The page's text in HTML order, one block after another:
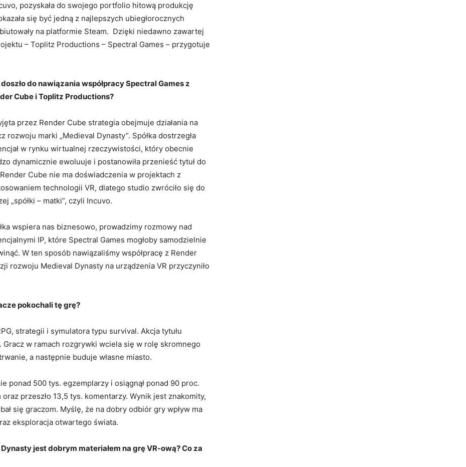
pozyskała do swojego portfolio hitową produkcję
się być jedną z najlepszych ubiegłorocznych
na platformie Steam. Dzięki niedawno zawartej
– Toplitz Productions – Spectral Games – przygotuje
do nawiązania współpracy Spectral Games z
Cube i Toplitz Productions?
przez Render Cube strategia obejmuje działania na
rozwoju marki „Medieval Dynasty”. Spółka dostrzegła
w rynku wirtualnej rzeczywistości, który obecnie
dynamicznie ewoluuje i postanowiła przenieść tytuł do
Cube nie ma doświadczenia w projektach z
technologii VR, dlatego studio zwróciło się do
„spółki – matki”, czyli Incuvo.
wspiera nas biznesowo, prowadzimy rozmowy nad
IP, które Spectral Games mogłoby samodzielnie
W ten sposób nawiązaliśmy współpracę z Render
rozwoju Medieval Dynasty na urządzenia VR przyczyniło
pokochali tę grę?
strategii i symulatora typu survival. Akcja tytułu
w ramach rozgrywki wciela się w rolę skromnego
a następnie buduje własne miasto.
ponad 500 tys. egzemplarzy i osiągnął ponad 90 proc.
przeszło 13,5 tys. komentarzy. Wynik jest znakomity,
się graczom. Myślę, że na dobry odbiór gry wpływ ma
eksploracja otwartego świata.
jest dobrym materiałem na grę VR-ową? Co za